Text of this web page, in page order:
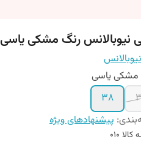
نیوبالانس رنگ مشکی یاسی
نیوبالانس
مشکی یاسی
38
: پیشنهادهای ویژه
کالا 010